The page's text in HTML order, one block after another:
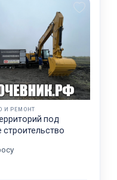
И РЕМОНТ
под